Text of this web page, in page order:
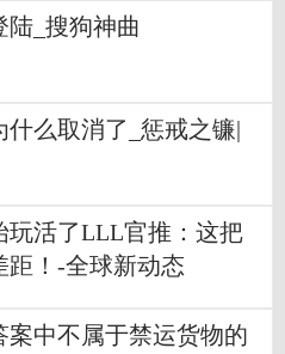
陆_搜狗神曲
什么取消了_惩戒之镰|
玩活了LLL官推：这把
距！-全球新动态
案中不属于禁运货物的